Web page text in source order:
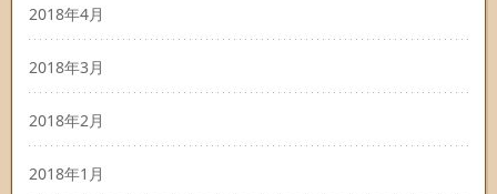
2018年4月
2018年3月
2018年2月
2018年1月